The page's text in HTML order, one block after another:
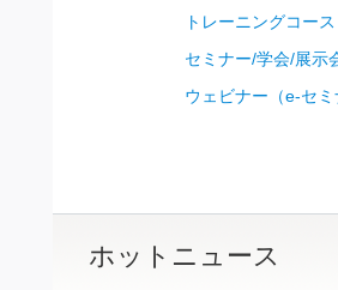
トレーニングコー
セミナー/学会/展示
ウェビナー（e-セミ
ホットニュース